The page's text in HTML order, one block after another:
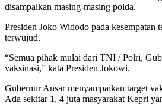
disampaikan masing-masing polda.
Presiden Joko Widodo pada kesempatan
terwujud.
“Semua pihak mulai dari TNI / Polri,
vaksinasi,” kata Presiden Jokowi.
Gubernur Ansar menyampaikan target
Ada sekitar 1, 4 juta masyarakat Kepri